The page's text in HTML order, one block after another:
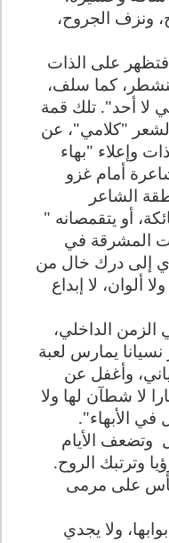
ونزف الجروح،
فتظهر على الذات
كما سلف،
لا أحد". تلك قمة
"كلامي"، عن
وإعلاء "بهاء
أمام غزو
الشاعر
أو يتقمصانه "
المشرقة في
إلى درك خال من
ألوان، لا إبداع
الزمن الداخلي،
يمارس لعبة
وأغفل عن
لا شطآن لها ولا
في الأبهاء".
وتضعف الأيام
وترتبك الروح.
على مرمى
ولا يجدي